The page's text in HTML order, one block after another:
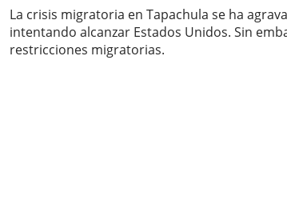
La crisis migratoria en Tapachula se ha
intentando alcanzar Estados Unidos. Sin
restricciones migratorias.